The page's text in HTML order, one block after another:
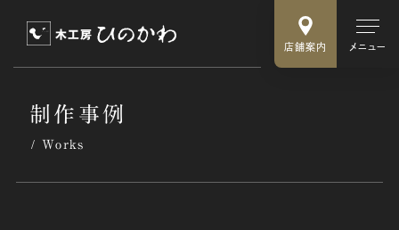
店舗案内 メニュー
制作事例
Works